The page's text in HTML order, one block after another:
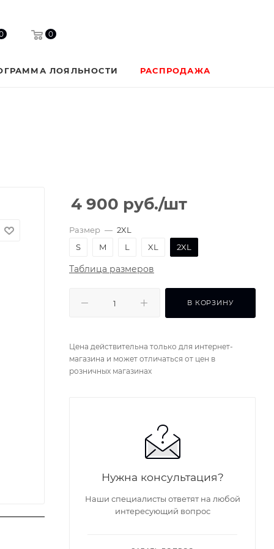
0
ЛОЯЛЬНОСТИ РАСПРОДАЖА
4 900 руб./шт
Размер — 2XL
S
M L XL 2XL
Таблица размеров
В КОРЗИНУ
Цена действительна только для интернет-
магазина и может отличаться от цен в
розничных магазинах
Нужна консультация?
Наши специалисты ответят на любой
интересующий вопрос